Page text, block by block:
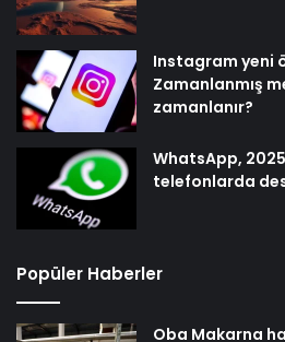
Instagram yeni
Zamanlanmış
zamanlanır?
WhatsApp,
telefonlarda
Popüler Haberler
Oba Makarna